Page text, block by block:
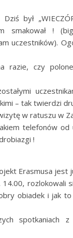
był
smakował !
uczestników).
razie, czy
– tak twierdzi
w ratuszu w
telefonów od
!
Erasmusa jest
14.00, rozlokowali
obiadek i jak
spotkaniach z